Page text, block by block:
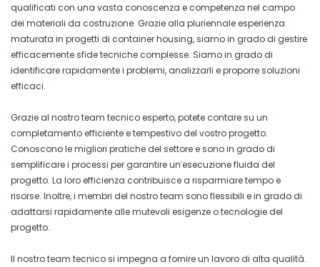
qualificati con una vasta conoscenza e competenza nel campo
dei materiali da costruzione. Grazie alla pluriennale esperienza
maturata in progetti di container housing, siamo in grado di gestire
efficacemente sfide tecniche complesse. Siamo in grado di
identificare rapidamente i problemi, analizzarli e proporre soluzioni
efficaci.
Grazie al nostro team tecnico esperto, potete contare su un
completamento efficiente e tempestivo del vostro progetto.
Conoscono le migliori pratiche del settore e sono in grado di
semplificare i processi per garantire un'esecuzione fluida del
progetto. La loro efficienza contribuisce a risparmiare tempo e
risorse. Inoltre, i membri del nostro team sono flessibili e in grado di
adattarsi rapidamente alle mutevoli esigenze o tecnologie del
progetto.
Il nostro team tecnico si impegna a fornire un lavoro di alta qualità.